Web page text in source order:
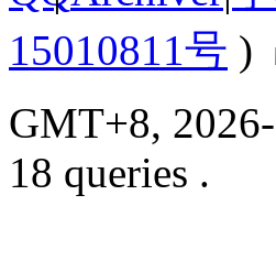
15010811号 )
GMT+8,
18 queries .